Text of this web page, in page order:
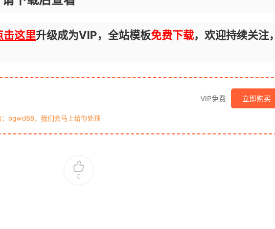
击这里升级成为VIP，全站模板免费下载，欢迎持续关注
VIP免费 立即购买
bgwd88，我们会马上给你处理
0